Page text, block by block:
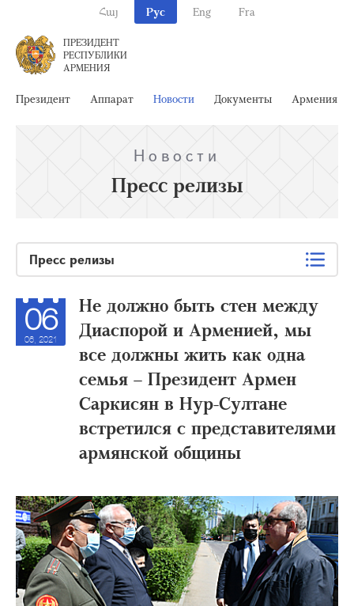
Հայ Рус Eng Fra
ПРЕЗИДЕНТ
РЕСПУБЛИКИ
АРМЕНИЯ
Президент Аппарат Новости Документы Армения
Новости
Пресс релизы
Пресс релизы
06
06, 2021
Не должно быть стен между
Диаспорой и Арменией, мы
все должны жить как одна
семья – Президент Армен
Саркисян в Нур-Султане
встретился с представителями
армянской общины